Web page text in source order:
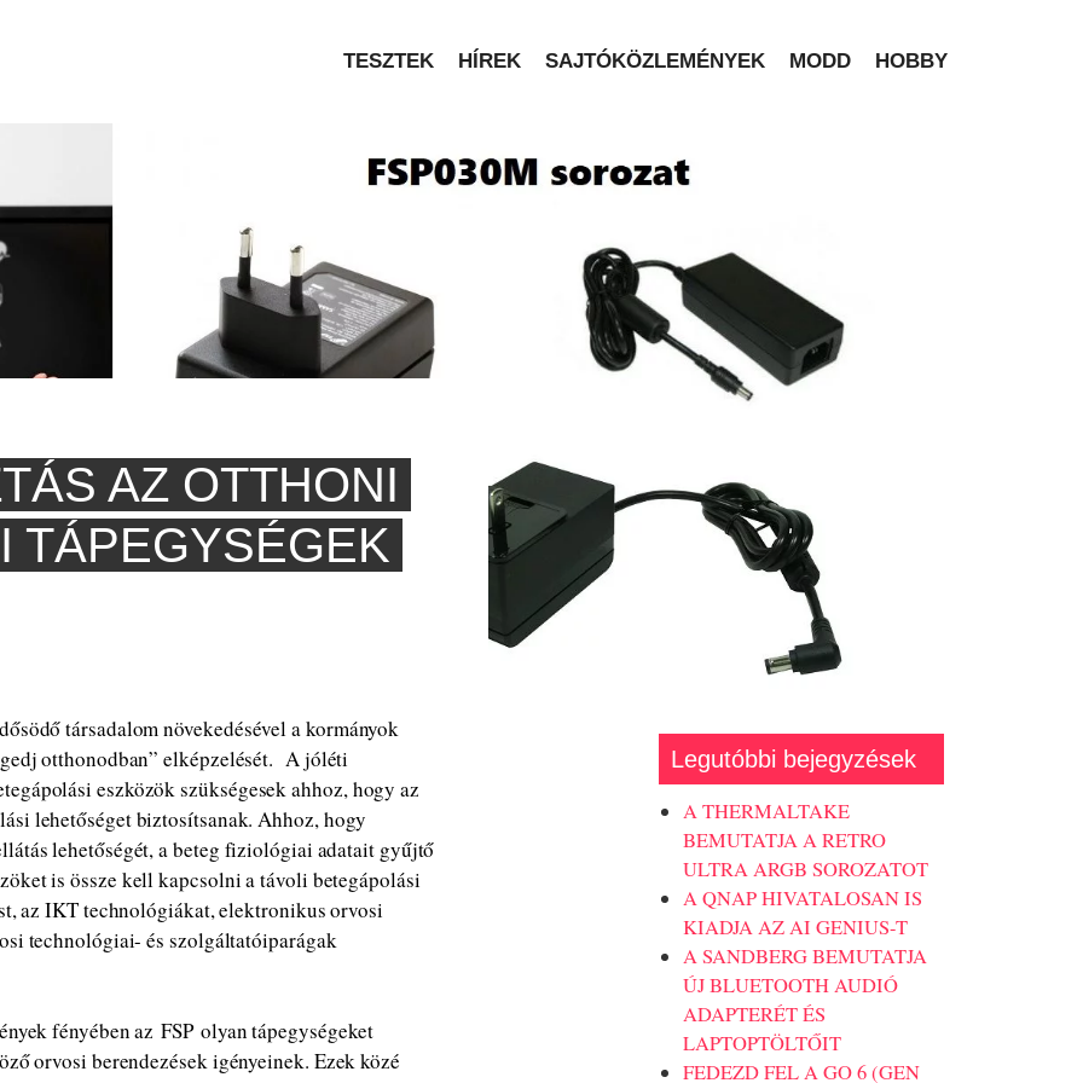
TESZTEK HÍREK SAJTÓKÖZLEMÉNYEK MODD HOBBY
AZ OTTHONI
TÁPEGYSÉGEK
társadalom növekedésével a kormányok
otthonodban” elképzelését. A jóléti
eszközök szükségesek ahhoz, hogy az
lehetőséget biztosítsanak. Ahhoz, hogy
lehetőségét, a beteg fiziológiai adatait gyűjtő
is össze kell kapcsolni a távoli betegápolási
az IKT technológiákat, elektronikus orvosi
technológiai- és szolgáltatóiparágak
fényében az FSP olyan tápegységeket
orvosi berendezések igényeinek. Ezek közé
Legutóbbi bejegyzések
A THERMALTAKE
BEMUTATJA A RETRO
ULTRA ARGB SOROZATOT
A QNAP HIVATALOSAN IS
KIADJA AZ AI GENIUS-T
A SANDBERG BEMUTATJA
ÚJ BLUETOOTH AUDIÓ
ADAPTERÉT ÉS
LAPTOPTÖLTŐIT
FEDEZD FEL A GO 6 (GEN